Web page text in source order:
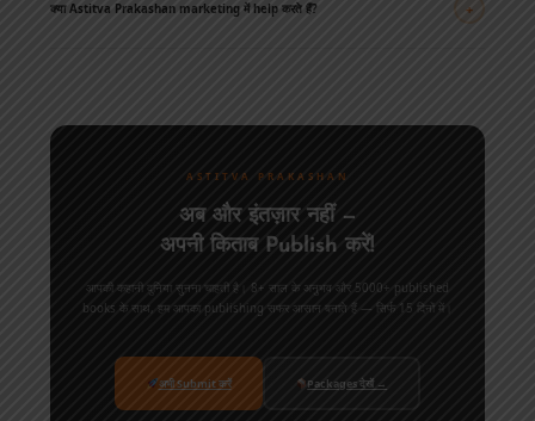
क्या Astitva Prakashan marketing में help करते हैं?
+
ASTITVA PRAKASHAN
अब और इंतज़ार नहीं —
अपनी किताब Publish करें!
आपकी कहानी दुनिया सुनना चाहती है। 8+ साल के अनुभव और 5000+ published
books के साथ, हम आपका publishing सफर आसान बनाते हैं — सिर्फ 15 दिनों में।
अभी Submit करें Packages देखें →